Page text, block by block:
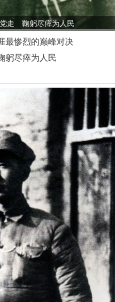
走 鞠躬尽瘁为人民
最惨烈的巅峰对决
躬尽瘁为人民